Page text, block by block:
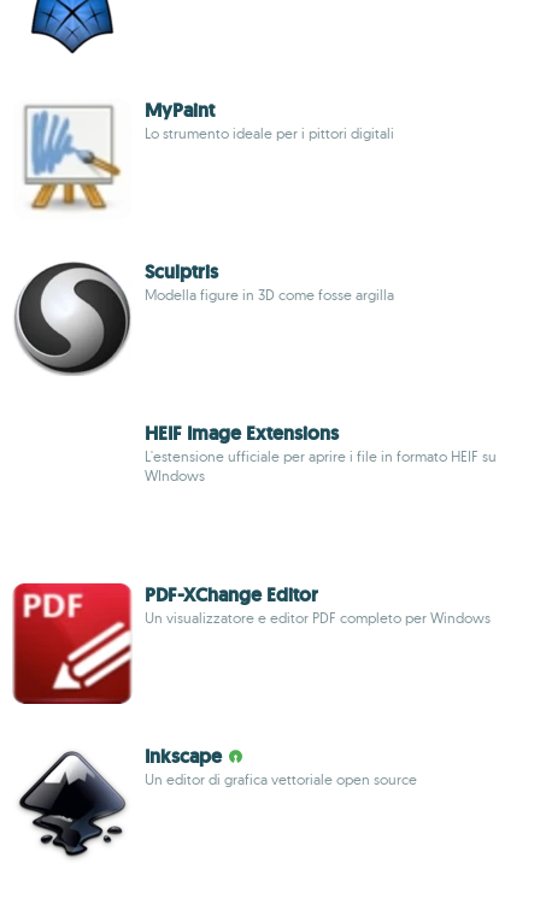
MyPaint
Lo strumento ideale per i pittori digitali
Sculptris
Modella figure in 3D come fosse argilla
HEIF Image Extensions
L'estensione ufficiale per aprire i file in formato HEIF su
WIndows
PDF-XChange Editor
Un visualizzatore e editor PDF completo per Windows
Inkscape
Un editor di grafica vettoriale open source